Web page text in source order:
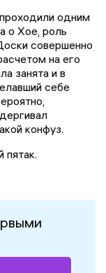
одним
о Хое, роль
совершенно
на его
занята и в
себе
конфуз.
пятак.